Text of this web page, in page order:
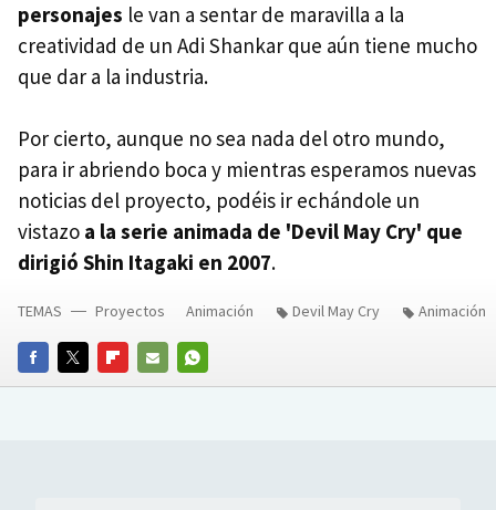
personajes le van a sentar de maravilla a la
creatividad de un Adi Shankar que aún tiene mucho
que dar a la industria.
Por cierto, aunque no sea nada del otro mundo,
para ir abriendo boca y mientras esperamos nuevas
noticias del proyecto, podéis ir echándole un
vistazo a la serie animada de 'Devil May Cry' que
dirigió Shin Itagaki en 2007.
FACEBOOKTWITTERFLIPBOARD
E-
WHATSAPP
TEMAS Proyectos Animación Devil May Cry Animación